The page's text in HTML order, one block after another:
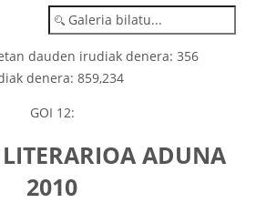
dauden irudiak denera: 356
denera: 859,234
GOI 12:
ADUNA
2010